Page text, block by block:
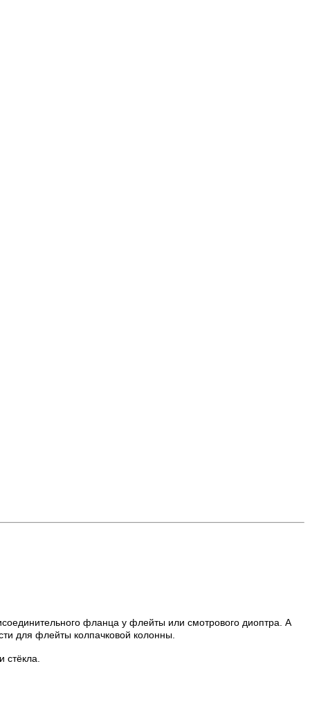
фланца у флейты или смотрового диоптра. А
для флейты колпачковой колонны.
стёкла.